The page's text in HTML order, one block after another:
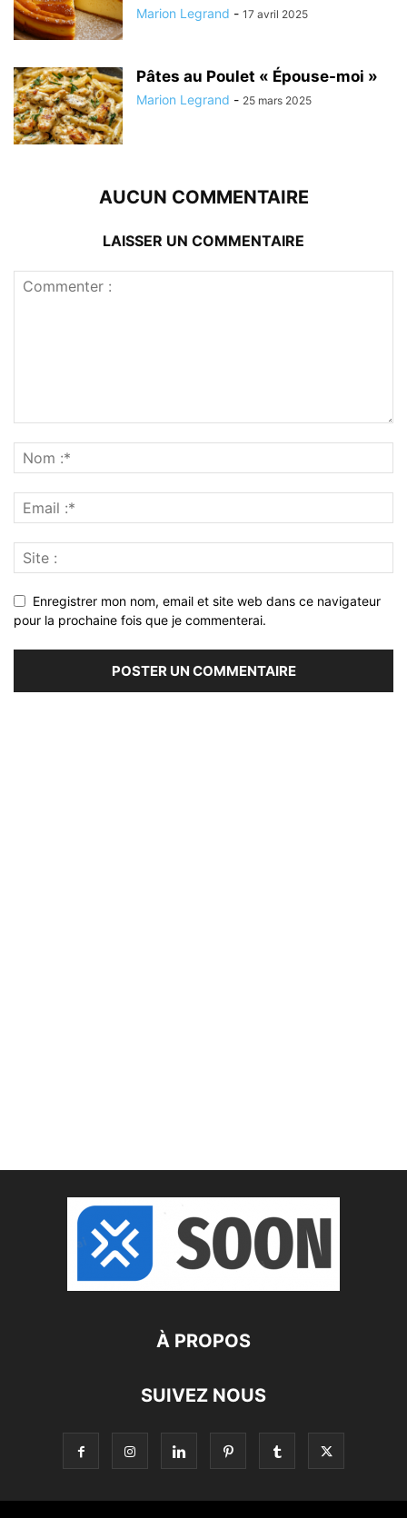
Marion Legrand - 17 avril 2025
Pâtes au Poulet « Épouse-moi »
Marion Legrand - 25 mars 2025
AUCUN COMMENTAIRE
LAISSER UN COMMENTAIRE
Enregistrer mon nom, email et site web dans ce navigateur
pour la prochaine fois que je commenterai.
À PROPOS
SUIVEZ NOUS